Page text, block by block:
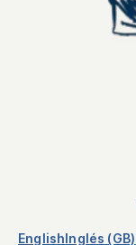
EnglishInglés (GB)